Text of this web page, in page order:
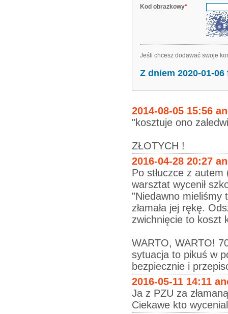
Kod obrazkowy*
Jeśli chcesz dodawać swoje
Z dniem 2020-01-
2014-08-05 15:56
"kosztuje ono
ZŁOTYCH !
2016-04-28 20:27
Po stłuczce z
warsztat wycenił
"Niedawno mieliśmy
złamała jej rękę.
zwichnięcie to koszt
WARTO, WARTO!
sytuacja to pikuś w
bezpiecznie i
2016-05-11 14:11
Ja z PZU za
Ciekawe kto